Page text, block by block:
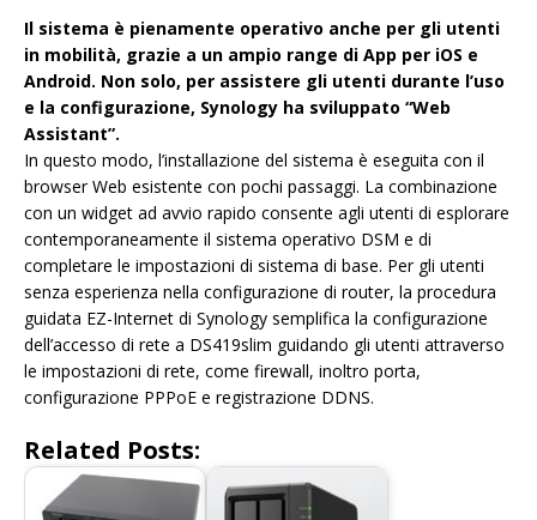
Il sistema è pienamente operativo anche per gli utenti
in mobilità, grazie a un ampio range di App per iOS e
Android. Non solo, per assistere gli utenti durante l’uso
e la configurazione, Synology ha sviluppato “Web
Assistant”.
In questo modo, l’installazione del sistema è eseguita con il
browser Web esistente con pochi passaggi. La combinazione
con un widget ad avvio rapido consente agli utenti di esplorare
contemporaneamente il sistema operativo DSM e di
completare le impostazioni di sistema di base. Per gli utenti
senza esperienza nella configurazione di router, la procedura
guidata EZ-Internet di Synology semplifica la configurazione
dell’accesso di rete a DS419slim guidando gli utenti attraverso
le impostazioni di rete, come firewall, inoltro porta,
configurazione PPPoE e registrazione DDNS.
Related Posts: